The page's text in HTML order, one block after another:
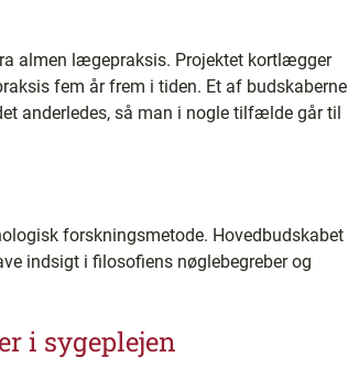
almen lægepraksis. Projektet kortlægger
fem år frem i tiden. Et af budskaberne
anderledes, så man i nogle tilfælde går til
forskningsmetode. Hovedbudskabet
indsigt i filosofiens nøglebegreber og
i sygeplejen